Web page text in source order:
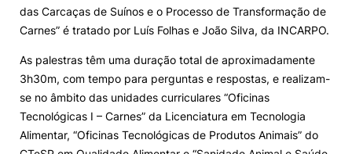
©2026 Instituto Politécnico de Coimbra. Todos os direitos reservados.
das Carcaças de Suínos e o Processo de Transformação de
Carnes” é tratado por Luís Folhas e João Silva, da INCARPO.
As palestras têm uma duração total de aproximadamente
3h30m, com tempo para perguntas e respostas, e realizam-
se no âmbito das unidades curriculares “Oficinas
Tecnológicas I – Carnes” da Licenciatura em Tecnologia
Alimentar, “Oficinas Tecnológicas de Produtos Animais” do